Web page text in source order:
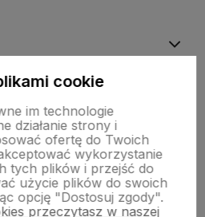
cookie
im technologie
działanie strony i
ofertę do Twoich
wykorzystanie
tych plików i przejść do
użycie plików do swoich
opcję "Dostosuj zgody".
przeczytasz w naszej